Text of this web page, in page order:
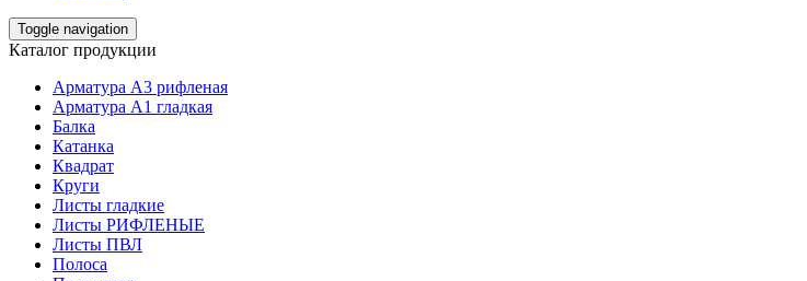
Toggle navigation
Каталог продукции
Арматура А3 рифленая
Арматура А1 гладкая
Балка
Катанка
Квадрат
Круги
Листы гладкие
Листы РИФЛЕНЫЕ
Листы ПВЛ
Полоса